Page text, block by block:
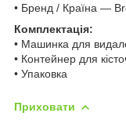
• Бренд / Країна —
Комплектація:
• Машинка для
• Контейнер для
• Упаковка
Приховати